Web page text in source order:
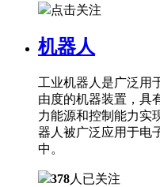
点击关注
机器人
工业机器人是广泛用
由度的机器装置，具
力能源和控制能力实
器人被广泛应用于电
中。
378人已关注